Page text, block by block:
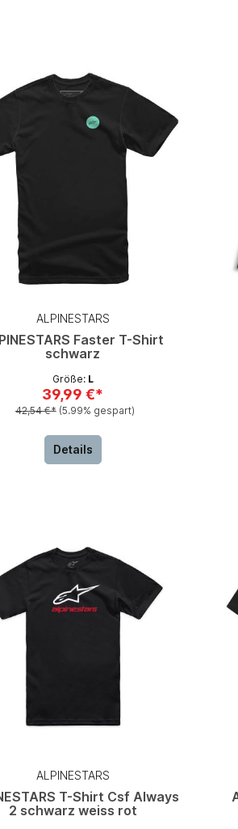
ALPINESTARS
Faster T-Shirt
schwarz
Größe: L
39,99 €*
42,54 €* (5.99% gespart)
Details
ALPINESTARS
T-Shirt Csf Always
2 schwarz weiss rot